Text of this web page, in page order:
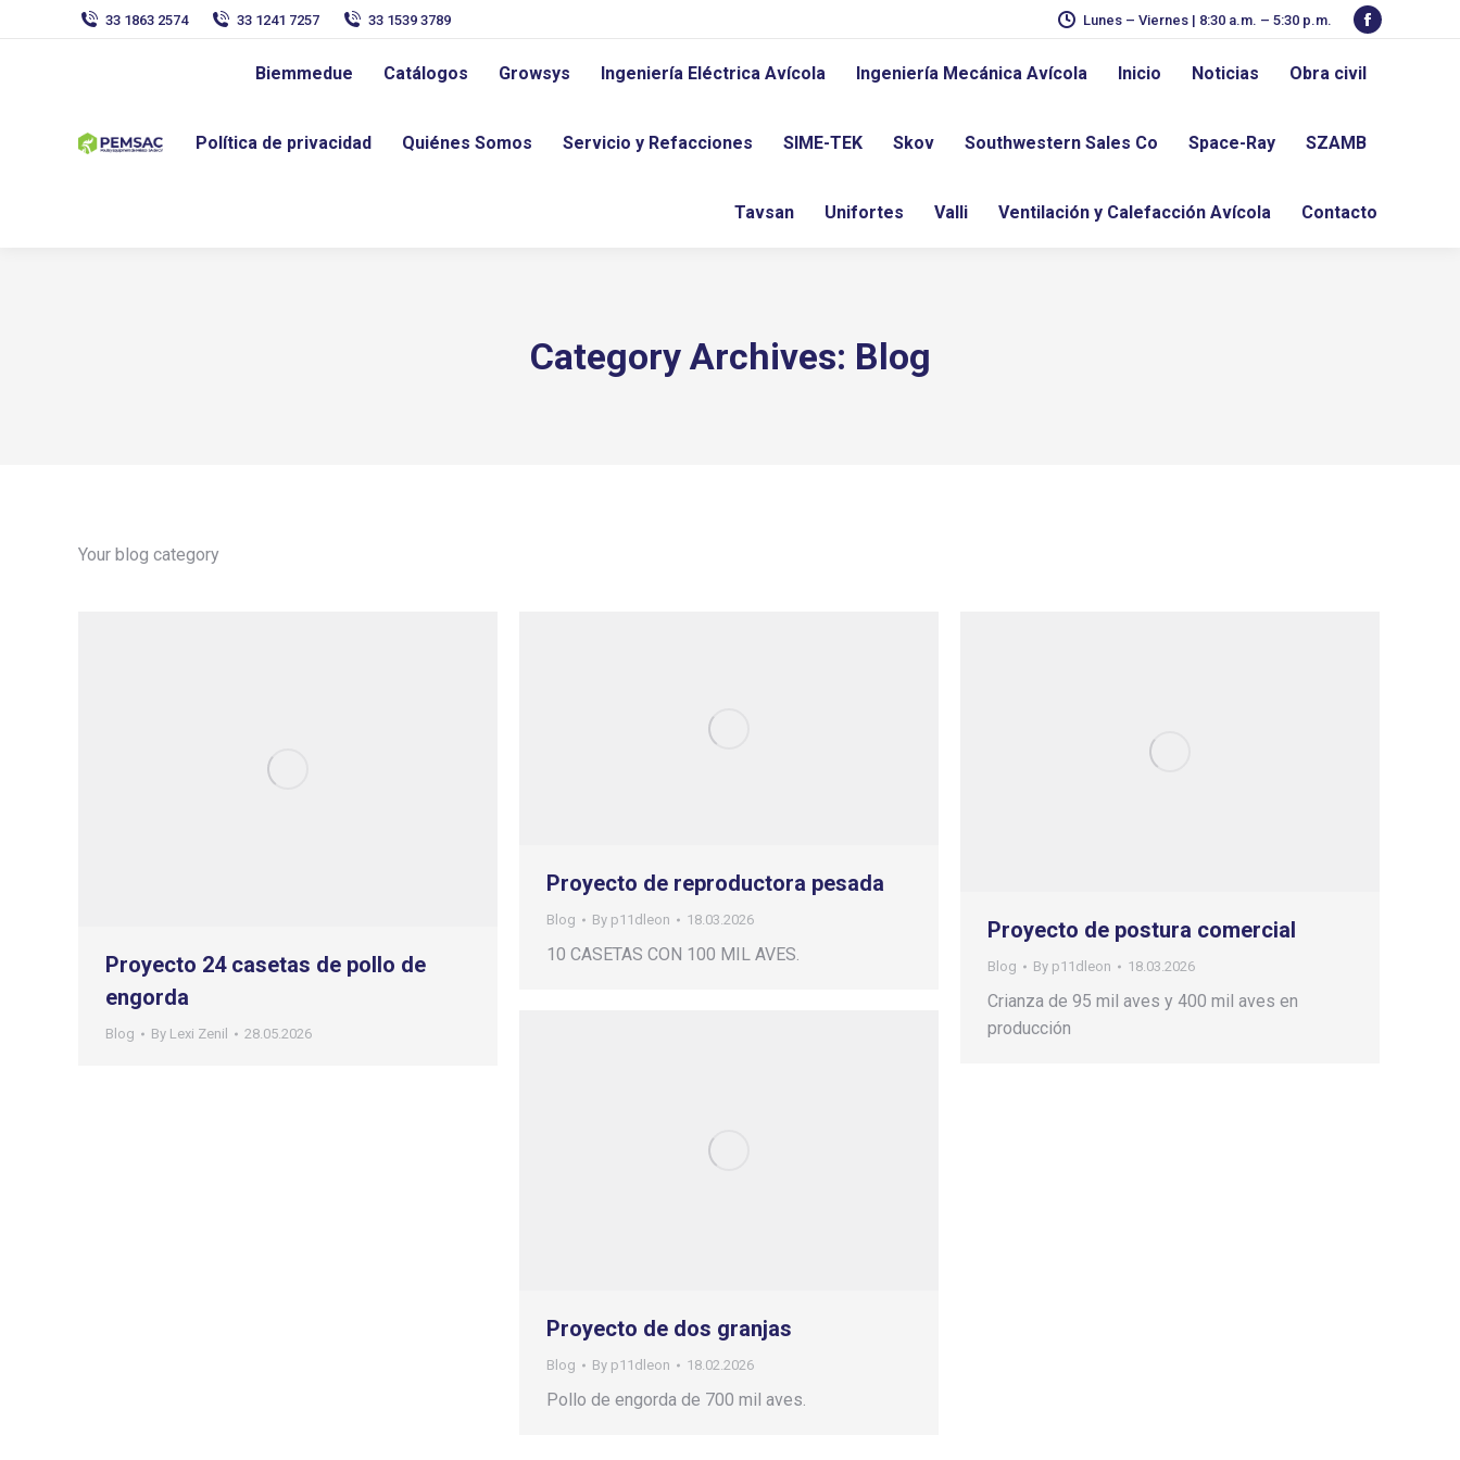
33 1863 2574 33 1241 7257 33 1539 3789 Lunes – Viernes | 8:30 a.m. – 5:30 p.m.
Facebook
new
Biemmedue Catálogos Growsys Ingeniería Eléctrica Avícola Ingeniería Mecánica Avícola Inicio Noticias Obra civil
Política de privacidad Quiénes Somos Servicio y Refacciones SIME-TEK Skov Southwestern Sales Co Space-Ray SZAMB
Tavsan Unifortes Valli Ventilación y Calefacción Avícola Contacto
Category Archives: Blog
Your blog category
Proyecto 24 casetas de pollo de
engorda
Blog By Lexi Zenil 28.05.2026
Proyecto de reproductora pesada
Blog By p11dleon 18.03.2026
10 CASETAS CON 100 MIL AVES.
Proyecto de postura comercial
Blog By p11dleon 18.03.2026
Crianza de 95 mil aves y 400 mil aves en
producción
Proyecto de dos granjas
Blog By p11dleon 18.02.2026
Pollo de engorda de 700 mil aves.